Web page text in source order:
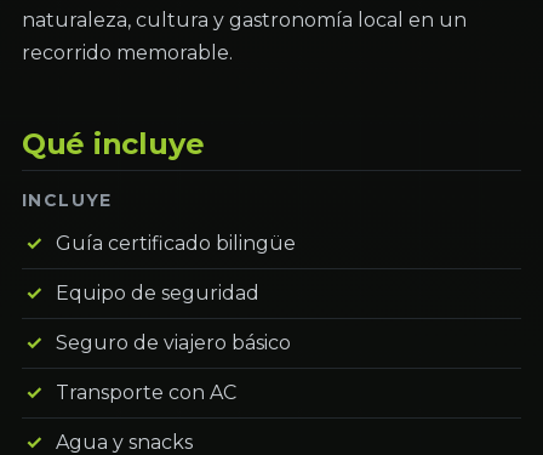
naturaleza, cultura y gastronomía local en un
recorrido memorable.
Qué incluye
INCLUYE
Guía certificado bilingüe
Equipo de seguridad
Seguro de viajero básico
Transporte con AC
Agua y snacks